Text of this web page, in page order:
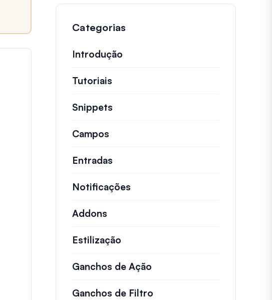
Categorias
Introdução
Tutoriais
Snippets
Campos
Entradas
Notificações
Addons
Estilização
Ganchos de Ação
Ganchos de Filtro